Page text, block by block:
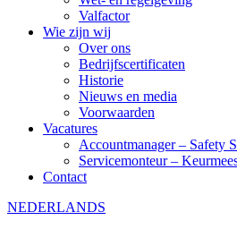
Valfactor
Wie zijn wij
Over ons
Bedrijfscertificaten
Historie
Nieuws en media
Voorwaarden
Vacatures
Accountmanager – Safety
Servicemonteur –
Contact
NEDERLANDS